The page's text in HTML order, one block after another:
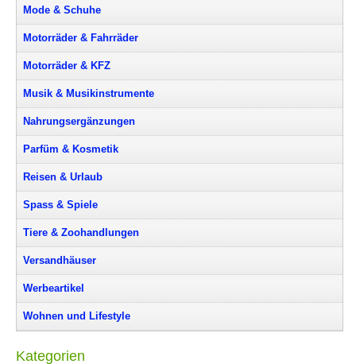
Mode & Schuhe
Motorräder & Fahrräder
Motorräder & KFZ
Musik & Musikinstrumente
Nahrungsergänzungen
Parfüm & Kosmetik
Reisen & Urlaub
Spass & Spiele
Tiere & Zoohandlungen
Versandhäuser
Werbeartikel
Wohnen und Lifestyle
Kategorien